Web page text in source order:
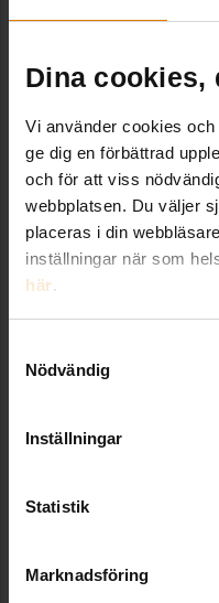
Dina cookies,
Vi använder cookies
ge dig en förbättrad
och för att viss
webbplatsen. Du väljer
placeras i din
inställningar när som
här.
Nödvändig
Inställningar
Statistik
Marknadsföring
Tidaholm har en
skulle varit en stor
och miljömässigt, att
– Vi har ritat om så
respekt för de
Gestaltningsmässigt
historien, samtidigt
för vår tids behov.
som vi har valt att
som är nötta av
sprungit där sedan
1900-talet, säger hon.